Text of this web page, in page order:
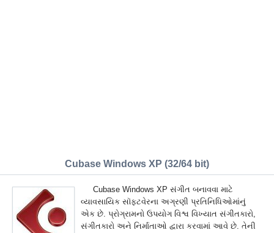
Cubase Windows XP (32/64 bit)
Cubase Windows XP સંગીત બનાવવા માટે
વ્યાવસાયિક સૉફ્ટવેરના અગ્રણી પ્રતિનિધિઓમાંનું
એક છે. પ્રોગ્રામનો ઉપયોગ વિશ્વ વિખ્યાત સંગીતકારો,
સંગીતકારો અને નિર્માતાઓ દ્વારા કરવામાં આવે છે. તેની